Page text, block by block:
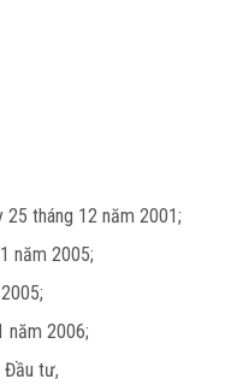
tháng 12 năm 2001;
năm 2005;
năm 2006;
Đầu tư,